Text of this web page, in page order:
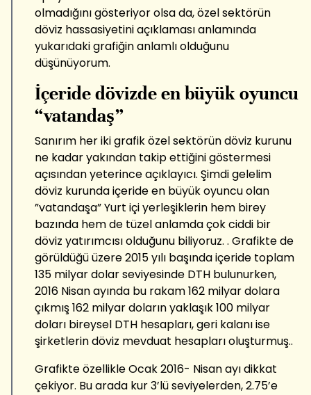
olmadığını gösteriyor olsa da, özel sektörün
döviz hassasiyetini açıklaması anlamında
yukarıdaki grafiğin anlamlı olduğunu
düşünüyorum.
İçeride dövizde en büyük oyuncu
“vatandaş”
Sanırım her iki grafik özel sektörün döviz kurunu
ne kadar yakından takip ettiğini göstermesi
açısından yeterince açıklayıcı. Şimdi gelelim
döviz kurunda içeride en büyük oyuncu olan
”vatandaşa” Yurt içi yerleşiklerin hem birey
bazında hem de tüzel anlamda çok ciddi bir
döviz yatırımcısı olduğunu biliyoruz. . Grafikte de
görüldüğü üzere 2015 yılı başında içeride toplam
135 milyar dolar seviyesinde DTH bulunurken,
2016 Nisan ayında bu rakam 162 milyar dolara
çıkmış 162 milyar doların yaklaşık 100 milyar
doları bireysel DTH hesapları, geri kalanı ise
şirketlerin döviz mevduat hesapları oluşturmuş..
Grafikte özellikle Ocak 2016- Nisan ayı dikkat
çekiyor. Bu arada kur 3’lü seviyelerden, 2.75’e